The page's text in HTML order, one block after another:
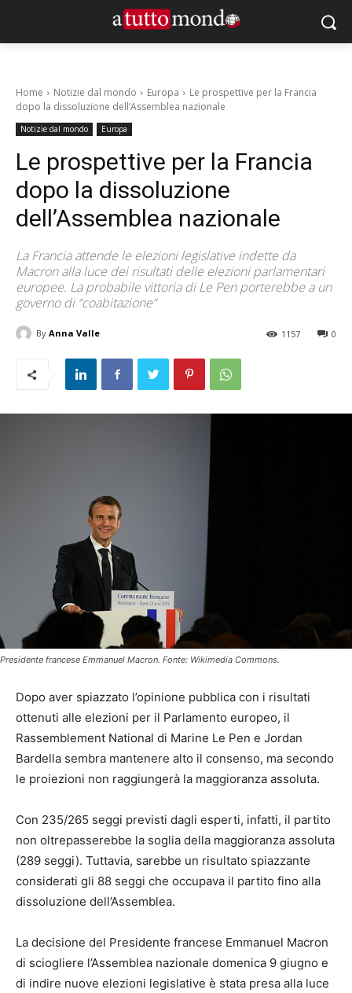
Home Notizie dal mondo Europa
Le prospettive per la Francia
dopo la dissoluzione dell’Assemblea nazionale
Notizie dal mondo Europa
Le prospettive per la Francia
dopo la dissoluzione
dell’Assemblea nazionale
La Francia attende le elezioni legislative indette da
Macron alla luce dei risultati delle elezioni parlamentari
europee. La probabile vittoria di Le Pen porterebbe a un
governo di “coabitazione”
By Anna Valle 0
1157
Presidente francese Emmanuel Macron. Fonte: Wikimedia Commons.
Dopo aver spiazzato l’opinione pubblica con i risultati
ottenuti alle elezioni per il Parlamento europeo, il
Rassemblement National di Marine Le Pen e Jordan
Bardella sembra mantenere alto il consenso, ma secondo
le proiezioni non raggiungerà la maggioranza assoluta.
Con 235/265 seggi previsti dagli esperti, infatti, il partito
non oltrepasserebbe la soglia della maggioranza assoluta
(289 seggi). Tuttavia, sarebbe un risultato spiazzante
considerati gli 88 seggi che occupava il partito fino alla
dissoluzione dell’Assemblea.
La decisione del Presidente francese Emmanuel Macron
di sciogliere l’Assemblea nazionale domenica 9 giugno e
di indire nuove elezioni legislative è stata presa alla luce